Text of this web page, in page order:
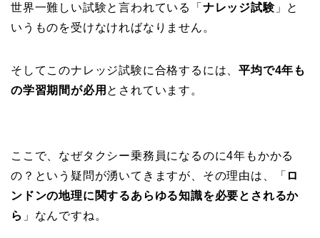
世界一難しい試験と言われている「 ナレッジ試験」と
いうものを受けなければなりません。
そしてこのナレッジ試験に合格するには、平均で4年も
の学習期間が必用 とされています。
ここで、なぜタクシー乗務員になるのに4年もかかる
の？という疑問が湧いてきますが、その理由は、「 ロ
ンドンの地理に関するあらゆる知識を必要とされるか
ら 」なんですね。